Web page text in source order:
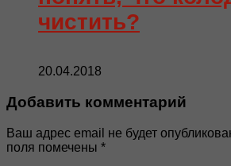
чистить?
20.04.2018
Добавить комментарий
Ваш адрес email не будет
поля помечены *